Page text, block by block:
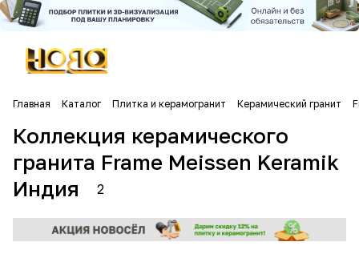
Главная Каталог Плитка и керамогранит Керамический гранит
Коллекция керамического
гранита Frame Meissen Keramik
Индия
2